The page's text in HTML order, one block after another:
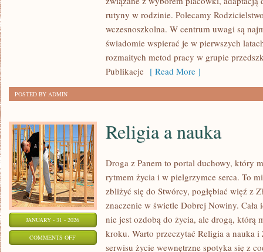
PRZEDSZKOLA
rutyny w rodzinie. Polecamy
wczesnoszkolna. W centrum uwagi są
świadomie wspierać je w pierwszych
rozmaitych metod pracy w grupie
Publikacje [ Read More ]
POSTED BY ADMIN
JANUARY - 31 - 2026
COMMENTS OFFON
Religia a nauka
Droga z Panem to portal duchowy, który
rytmem życia i w pielgrzymce serca. To
zbliżyć się do Stwórcy, pogłębiać więź z
znaczenie w świetle Dobrej Nowiny. Cała
nie jest ozdobą do życia, ale drogą, którą
kroku. Warto przeczytać Religia a nauka
serwisu życie wewnętrzne spotyka się z